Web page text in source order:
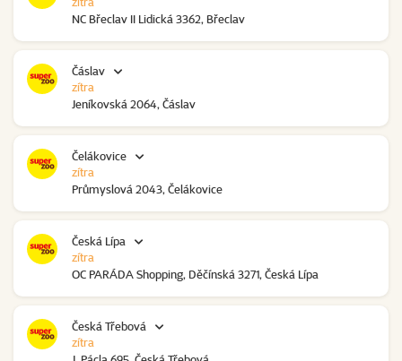
NC Břeclav II Lidická 3362, Břeclav
Čáslav
Jeníkovská 2064, Čáslav
zítra
Čelákovice
Průmyslová 2043, Čelákovice
zítra
Česká Lípa
OC PARÁDA Shopping, Děčínská 3271, Česká Lípa
zítra
Česká Třebová
zítra